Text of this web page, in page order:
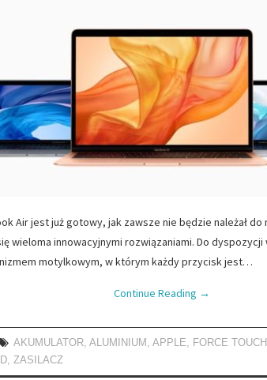
Air jest już gotowy, jak zawsze nie będzie należał
wieloma innowacyjnymi rozwiązaniami. Do dyspozycji
motylkowym, w którym każdy przycisk jest…
Continue Reading →
AKUMULATOR ,ALUMINIUM ,APPLE FORCE TOUCH
ZASILACZ